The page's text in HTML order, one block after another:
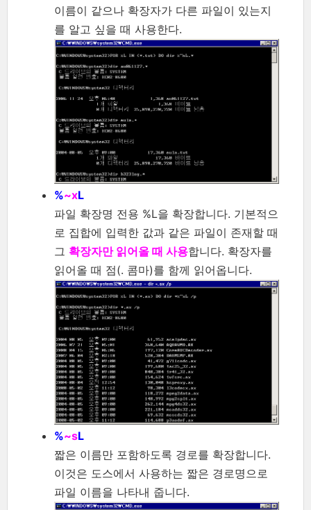
이름이 같으나 확장자가 다른 파일이 있는지
를 알고 싶을 때 사용한다.
%~xL
파일 확장명 전용 %L을 확장합니다. 기본적으
로 집합에 입력한 값과 같은 파일이 존재할 때
그 확장자만 읽어올 때 사용합니다. 확장자를
읽어올 때 점(. 콤마)를 함께 읽어옵니다.
%~sL
짧은 이름만 포함하도록 경로를 확장합니다.
이것은 도스에서 사용하는 짧은 경로명으로
파일 이름을 나타내 줍니다.